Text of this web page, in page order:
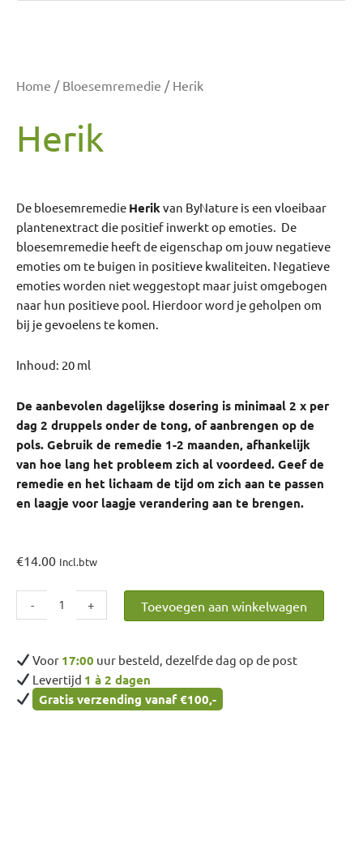
Home / Bloesemremedie / Herik
Herik
De bloesemremedie Herikvan ByNature is een vloeibaar
plantenextract die positief inwerkt op emoties. De
bloesemremedie heeft de eigenschap om jouw negatieve
emoties om te buigen in positieve kwaliteiten. Negatieve
emoties worden niet weggestopt maar juist omgebogen
naar hun positieve pool. Hierdoor word je geholpen om
bij je gevoelens te komen.
Inhoud: 20 ml
De aanbevolen dagelijkse dosering is minimaal 2 x per
dag 2 druppels onder de tong, of aanbrengen op de
pols. Gebruik de remedie 1-2 maanden, afhankelijk
van hoe lang het probleem zich al voordeed. Geef de
remedie en het lichaam de tijd om zich aan te passen
en laagje voor laagje verandering aan te brengen.
€14.00 Incl.btw
-
aantal
+ Toevoegen aan winkelwagen
Voor 17:00 uur besteld, dezelfde dag op de post
Levertijd 1 à 2 dagen
Gratis verzending vanaf €100,-